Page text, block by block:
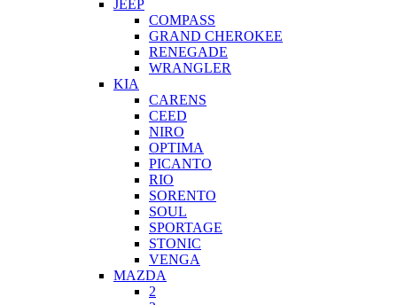
JEEP
COMPASS
GRAND CHEROKEE
RENEGADE
WRANGLER
KIA
CARENS
CEED
NIRO
OPTIMA
PICANTO
RIO
SORENTO
SOUL
SPORTAGE
STONIC
VENGA
MAZDA
2